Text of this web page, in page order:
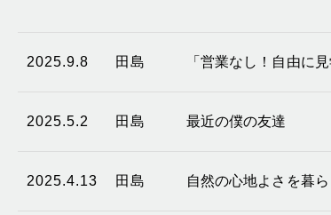
2025.9.8 田島 「営業なし！自由に
2025.5.2 田島 最近の僕の友達
2025.4.13 田島 自然の心地よさを暮